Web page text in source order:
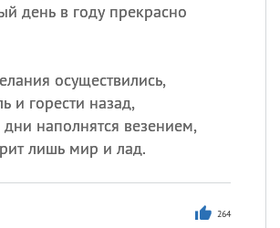
день в году прекрасно
осуществились,
и горести назад,
дни наполнятся везением,
лишь мир и лад.
264